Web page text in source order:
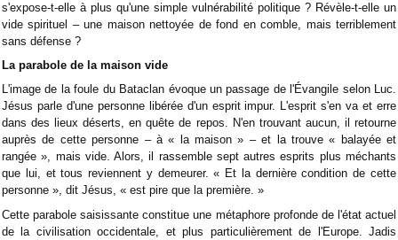
s'expose-t-elle à plus qu'une simple vulnérabilité politique ? Révèle-t-elle un
vide spirituel – une maison nettoyée de fond en comble, mais terriblement
sans défense ?
La parabole de la maison vide
L'image de la foule du Bataclan évoque un passage de l'Évangile selon Luc.
Jésus parle d'une personne libérée d'un esprit impur. L'esprit s'en va et erre
dans des lieux déserts, en quête de repos. N'en trouvant aucun, il retourne
auprès de cette personne – à « la maison » – et la trouve « balayée et
rangée », mais vide. Alors, il rassemble sept autres esprits plus méchants
que lui, et tous reviennent y demeurer. « Et la dernière condition de cette
personne », dit Jésus, « est pire que la première. »
Cette parabole saisissante constitue une métaphore profonde de l'état actuel
de la civilisation occidentale, et plus particulièrement de l'Europe. Jadis